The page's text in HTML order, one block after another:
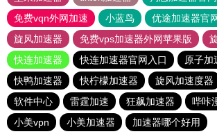
免费vqn外网加速
小蓝鸟 优途加速器官
旋风加速器
免费vps加速器外网苹果版
快连加速器
快连加速器官网入口
原子加
快鸭加速器
快柠檬加速器 旋风加速度器
软件中心
雷霆加速 狂飙加速器 哔咔
小美vpn
小美加速器
加速器哪个好用